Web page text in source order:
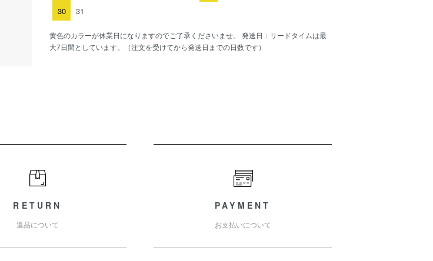
30
31
黄色のカラーが休業日になりますのでご了承くださいませ。 発送日：リードタイムは最
大7日間としています。（注文を受けてから発送日までの日数です）
RETURN
返品について
PAYMENT
お支払いについて